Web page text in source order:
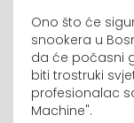
Ono što će
snookera u
da će počasni
biti trostruki
profesionalac
Machine".